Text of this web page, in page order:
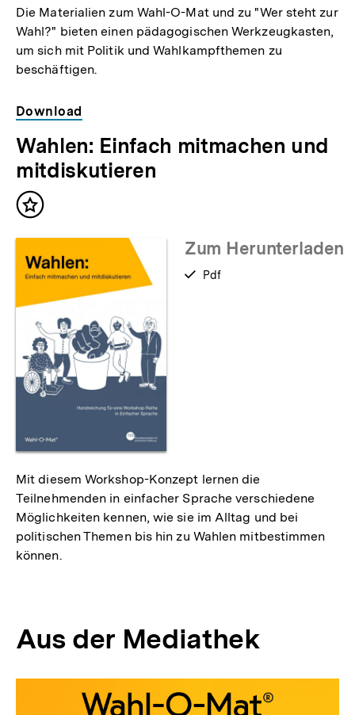
Die Materialien zum Wahl-O-Mat und zu "Wer steht zur
Wahl?" bieten einen pädagogischen Werkzeugkasten,
um sich mit Politik und Wahlkampfthemen zu
beschäftigen.
Download
Wahlen: Einfach mitmachen und
mitdiskutieren
Inhalt
Zum Herunterladen
verfügbar
Pdf
Mit diesem Workshop-Konzept lernen die
Teilnehmenden in einfacher Sprache verschiedene
Möglichkeiten kennen, wie sie im Alltag und bei
politischen Themen bis hin zu Wahlen mitbestimmen
können.
Aus der Mediathek